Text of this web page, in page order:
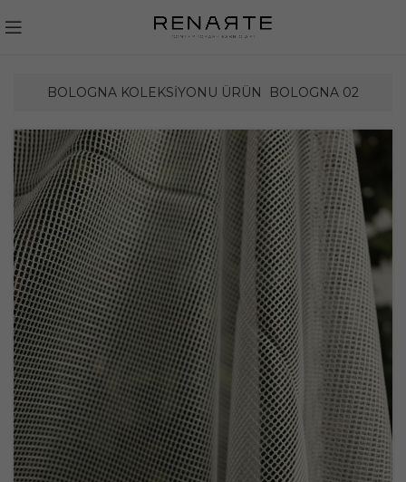
BOLOGNA KOLEKSIYONU ÜRÜN BOLOGNA 02